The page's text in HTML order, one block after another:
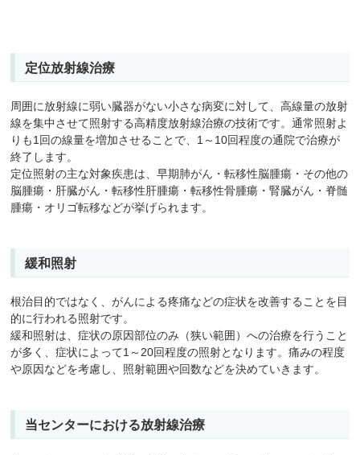
定位放射線治療
周囲に放射線に弱い臓器がない小さな病変に対して、高線量の放射
線を集中させて照射する高精度放射線治療の技術です。通常照射よ
りも1回の線量を増加させることで、1～10回程度の通院で治療が
終了します。
定位照射の主な対象疾患は、早期肺がん・転移性脳腫瘍・その他の
脳腫瘍・肝臓がん・転移性肝腫瘍・転移性骨腫瘍・腎臓がん・脊髄
腫瘍・オリゴ転移などが挙げられます。
緩和照射
根治目的ではなく、がんによる疼痛などの症状を改善することを目
的に行われる照射です。
緩和照射は、症状の原因部位のみ（狭い範囲）への治療を行うこと
が多く、症状によって1～20回程度の照射となります。痛みの程度
や原因などを考慮し、照射範囲や回数などを決めていきます。
当センターにおける放射線治療